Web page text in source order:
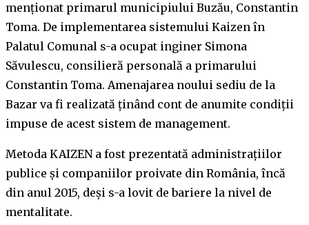
menționat primarul municipiului Buzău, Constantin
Toma. De implementarea sistemului Kaizen în
Palatul Comunal s-a ocupat inginer Simona
Săvulescu, consilieră personală a primarului
Constantin Toma. Amenajarea noului sediu de la
Bazar va fi realizată ţinând cont de anumite condiţii
impuse de acest sistem de management.
Metoda KAIZEN a fost prezentată administrațiilor
publice și companiilor proivate din România, încă
din anul 2015, deși s-a lovit de bariere la nivel de
mentalitate.